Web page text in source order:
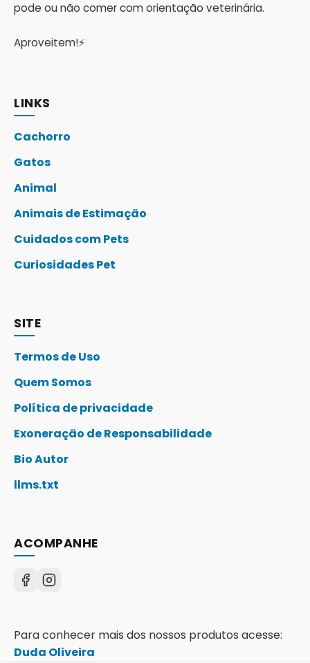
pode ou não comer com orientação veterinária.
Aproveitem!⚡
LINKS
Cachorro
Gatos
Animal
Animais de Estimação
Cuidados com Pets
Curiosidades Pet
SITE
Termos de Uso
Quem Somos
Política de privacidade
Exoneração de Responsabilidade
Bio Autor
llms.txt
ACOMPANHE
Para conhecer mais dos nossos produtos acesse:
Duda Oliveira